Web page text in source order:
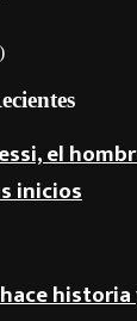
el
inicios